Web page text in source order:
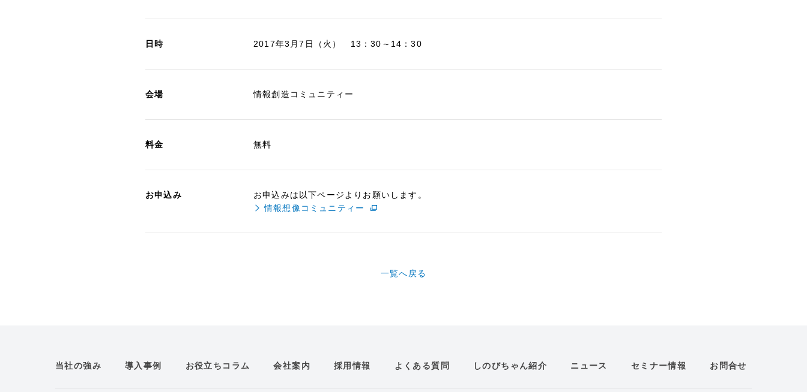
日時 2017年3月7日（火） 13：30～14：30
会場 情報創造コミュニティー
料金 無料
お申込み
お申込みは以下ページよりお願いします。
情報想像コミュニティー
一覧へ戻る
当社の強み 導入事例 お役立ちコラム 会社案内 採用情報 よくある質問 しのびちゃん紹介 ニュース セミナー情報 お問合せ